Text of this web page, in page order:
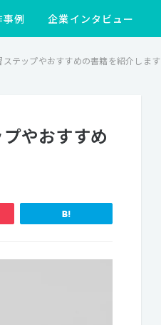
事例 企業インタビュー
テップやおすすめの書籍を紹介します
やおすすめ